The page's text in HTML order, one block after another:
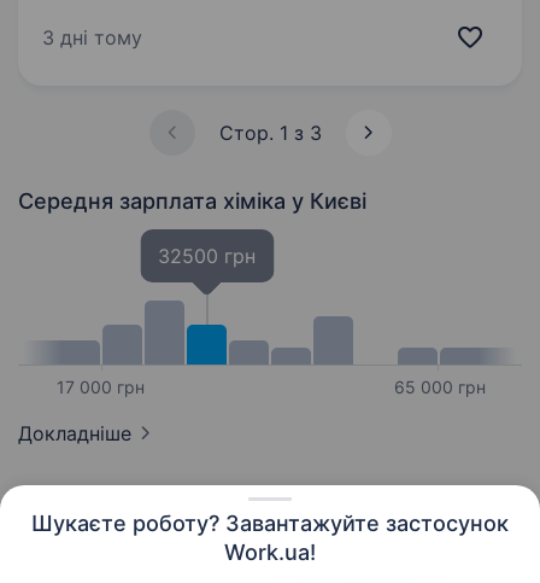
Шукаєте роботу? Завантажуйте застосунок
Work.ua!
світлової, зовнішньої та інтер'єрної реклами,
3 дні тому
Стор. 1 з 3
Середня зарплата хіміка у Києві
17 000 грн
32500 грн
65 000 грн
Докладніше